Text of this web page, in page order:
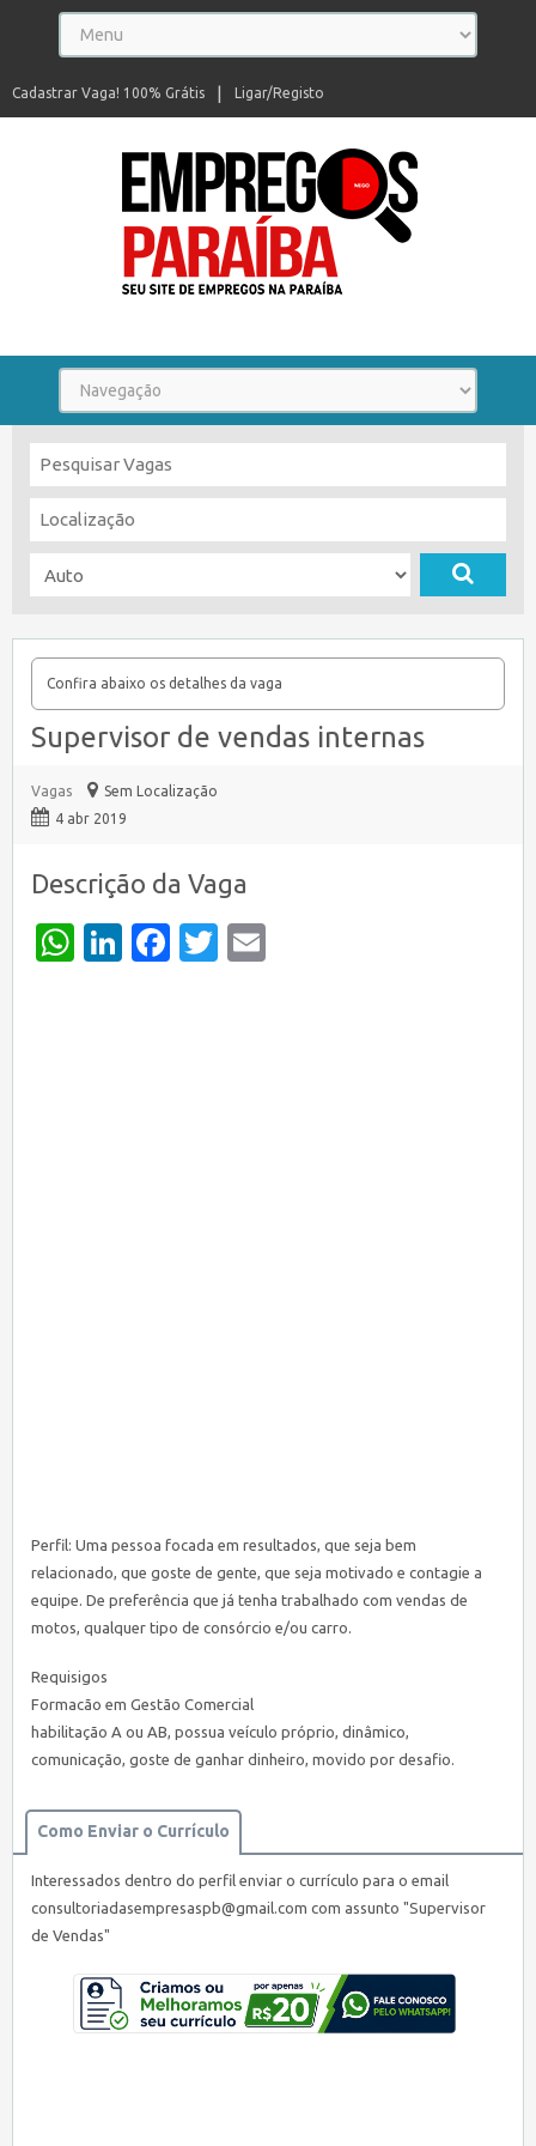
Ligar/Registo
Cadastrar Vaga! 100% Grátis
Confira abaixo os detalhes da vaga
Supervisor de vendas internas
Vagas
Sem Localização
4 abr 2019
Descrição da Vaga
WhatsApp
LinkedIn
Facebook
Twitter
Perfil: Uma pessoa focada em resultados, que seja bem
relacionado, que goste de gente, que seja motivado e contagie a
equipe. De preferência que já tenha trabalhado com vendas de
motos, qualquer tipo de consórcio e/ou carro.
Requisigos
Formacão em Gestão Comercial
habilitação A ou AB, possua veículo próprio, dinâmico,
comunicação, goste de ganhar dinheiro, movido por desafio.
Como Enviar o Currículo
Interessados dentro do perfil enviar o currículo para o email
consultoriadasempresaspb@gmail.com com assunto "Supervisor
de Vendas"